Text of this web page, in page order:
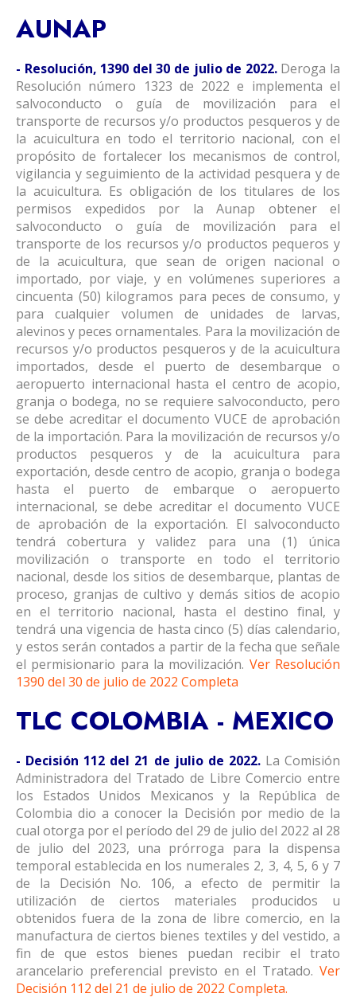
AUNAP
- Resolución, 1390 del 30 de julio de 2022.Deroga la
Resolución número 1323 de 2022 e implementa el
salvoconducto o guía de movilización para el
transporte de recursos y/o productos pesqueros y de
la acuicultura en todo el territorio nacional, con el
propósito de fortalecer los mecanismos de control,
vigilancia y seguimiento de la actividad pesquera y de
la acuicultura. Es obligación de los titulares de los
permisos expedidos por la Aunap obtener el
salvoconducto o guía de movilización para el
transporte de los recursos y/o productos pequeros y
de la acuicultura, que sean de origen nacional o
importado, por viaje, y en volúmenes superiores a
cincuenta (50) kilogramos para peces de consumo, y
para cualquier volumen de unidades de larvas,
alevinos y peces ornamentales. Para la movilización de
recursos y/o productos pesqueros y de la acuicultura
importados, desde el puerto de desembarque o
aeropuerto internacional hasta el centro de acopio,
granja o bodega, no se requiere salvoconducto, pero
se debe acreditar el documento VUCE de aprobación
de la importación. Para la movilización de recursos y/o
productos pesqueros y de la acuicultura para
exportación, desde centro de acopio, granja o bodega
hasta el puerto de embarque o aeropuerto
internacional, se debe acreditar el documento VUCE
de aprobación de la exportación. El salvoconducto
tendrá cobertura y validez para una (1) única
movilización o transporte en todo el territorio
nacional, desde los sitios de desembarque, plantas de
proceso, granjas de cultivo y demás sitios de acopio
en el territorio nacional, hasta el destino final, y
tendrá una vigencia de hasta cinco (5) días calendario,
y estos serán contados a partir de la fecha que señale
el permisionario para la movilización. Ver Resolución
1390 del 30 de julio de 2022 Completa
TLC COLOMBIA - MEXICO
- Decisión 112 del 21 de julio de 2022.La Comisión
Administradora del Tratado de Libre Comercio entre
los Estados Unidos Mexicanos y la República de
Colombia dio a conocer la Decisión por medio de la
cual otorga por el período del 29 de julio del 2022 al 28
de julio del 2023, una prórroga para la dispensa
temporal establecida en los numerales 2, 3, 4, 5, 6 y 7
de la Decisión No. 106, a efecto de permitir la
utilización de ciertos materiales producidos u
obtenidos fuera de la zona de libre comercio, en la
manufactura de ciertos bienes textiles y del vestido, a
fin de que estos bienes puedan recibir el trato
arancelario preferencial previsto en el Tratado. Ver
Decisión 112 del 21 de julio de 2022 Completa.